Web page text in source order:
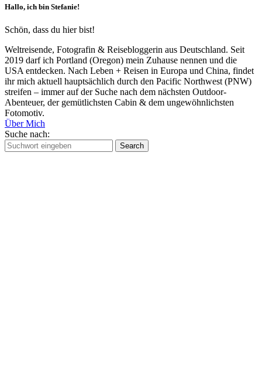
Hallo, ich bin Stefanie!
Schön, dass du hier bist!
Weltreisende, Fotografin & Reisebloggerin aus Deutschland. Seit
2019 darf ich Portland (Oregon) mein Zuhause nennen und die
USA entdecken. Nach Leben + Reisen in Europa und China, findet
ihr mich aktuell hauptsächlich durch den Pacific Northwest (PNW)
streifen – immer auf der Suche nach dem nächsten Outdoor-
Abenteuer, der gemütlichsten Cabin & dem ungewöhnlichsten
Fotomotiv.
Über Mich
Suche nach:
Search